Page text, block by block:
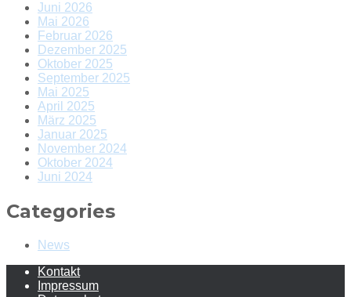
Juni 2026
Mai 2026
Februar 2026
Dezember 2025
Oktober 2025
September 2025
Mai 2025
April 2025
März 2025
Januar 2025
November 2024
Oktober 2024
Juni 2024
Categories
News
Kontakt
Impressum